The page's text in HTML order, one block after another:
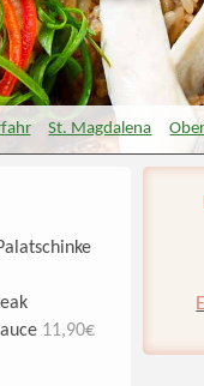
St. Magdalena
11,90€